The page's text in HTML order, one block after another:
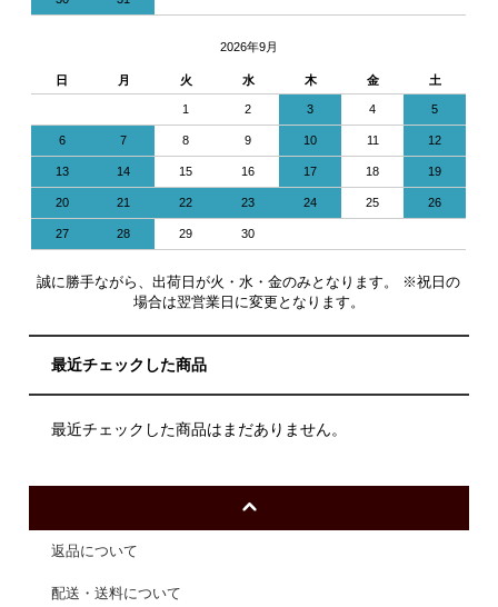
2026年9月
日 月 火 水 木 金 土
1 2 3 4 5
6 7 8 9 10 11 12
13 14 15 16 17 18 19
20 21 22 23 24 25 26
27 28 29 30
誠に勝手ながら、出荷日が火・水・金のみとなります。 ※祝日の
場合は翌営業日に変更となります。
最近チェックした商品
最近チェックした商品はまだありません。
返品について
配送・送料について